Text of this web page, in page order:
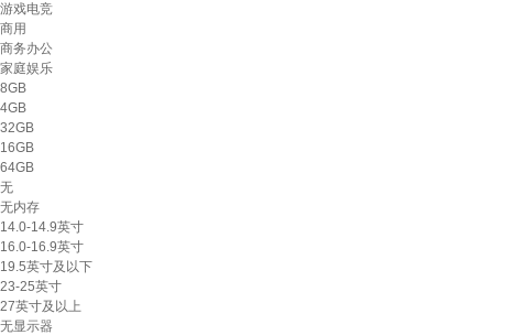
游戏电竞
商用
商务办公
家庭娱乐
8GB
4GB
32GB
16GB
64GB
无
无内存
14.0-14.9英寸
16.0-16.9英寸
19.5英寸及以下
23-25英寸
27英寸及以上
无显示器